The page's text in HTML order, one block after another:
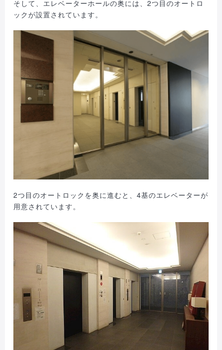
そして、エレベーターホールの奥には、2つ目のオートロ
ックが設置されています。
2つ目のオートロックを奥に進むと、4基のエレベーターが
用意されています。